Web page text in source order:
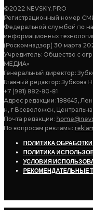
©2022 NEVSKIY.PRO
Регистрационный номер
Федеральной службой по
информационных
(Роскомнадзор) 30 марта
Учредитель: Общество с
МЕДИА»
Генеральный директор:
Главный редактор: Зубкова
+7 (981) 882-80-81
Адрес редакции: 188645,
н, г Всеволожск,
Почта редакции:
По вопросам рекламы:
ПОЛИТИКА
ПОЛИТИКА
УСЛОВИЯ
РЕКОМЕНДАТЕЛЬНЫЕ